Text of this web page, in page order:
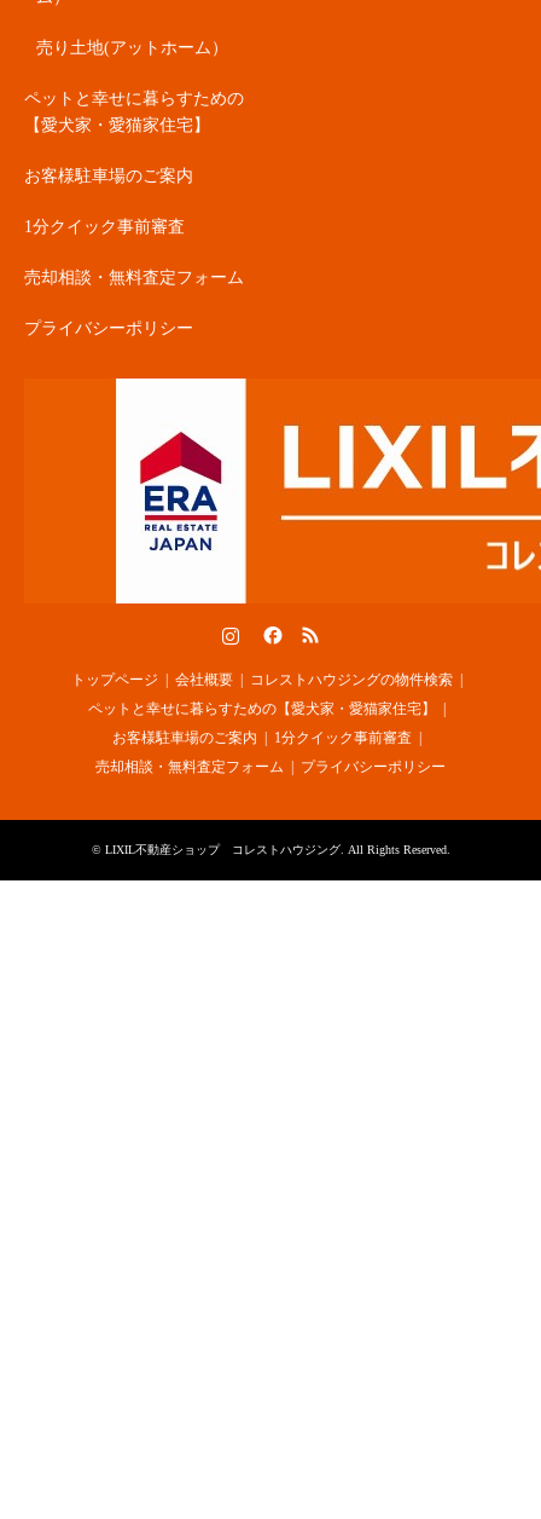
売り土地(アットホーム）
ペットと幸せに暮らすための
【愛犬家・愛猫家住宅】
お客様駐車場のご案内
1分クイック事前審査
売却相談・無料査定フォーム
プライバシーポリシー
トップページ 会社概要
コレストハウジングの物件検索
ペットと幸せに暮らすための【愛犬家・愛猫家住宅】
お客様駐車場のご案内
1分クイック事前審査
売却相談・無料査定フォーム
プライバシーポリシー
© LIXIL不動産ショップ コレストハウジング. All Rights Reserved.